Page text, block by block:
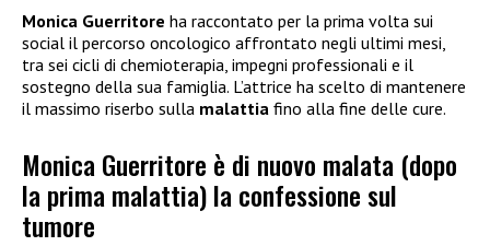
Monica Guerritore ha raccontato per la prima volta sui
social il percorso oncologico affrontato negli ultimi mesi,
tra sei cicli di chemioterapia, impegni professionali e il
sostegno della sua famiglia. L’attrice ha scelto di mantenere
il massimo riserbo sulla malattia fino alla fine delle cure.
Monica Guerritore è di nuovo malata (dopo
la prima malattia) la confessione sul
tumore